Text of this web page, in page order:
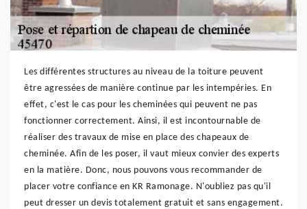
Les différentes structures au niveau de la toiture peuvent
être agressées de manière continue par les intempéries. En
effet, c'est le cas pour les cheminées qui peuvent ne pas
fonctionner correctement. Ainsi, il est incontournable de
réaliser des travaux de mise en place des chapeaux de
cheminée. Afin de les poser, il vaut mieux convier des experts
en la matière. Donc, nous pouvons vous recommander de
placer votre confiance en KR Ramonage. N'oubliez pas qu'il
peut dresser un devis totalement gratuit et sans engagement.